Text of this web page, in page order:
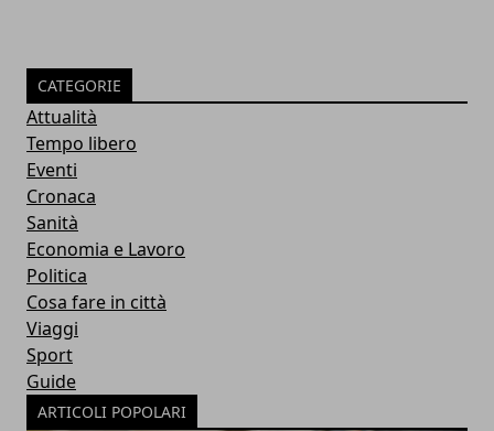
CATEGORIE
Attualità
Tempo libero
Eventi
Cronaca
Sanità
Economia e Lavoro
Politica
Cosa fare in città
Viaggi
Sport
Guide
ARTICOLI POPOLARI